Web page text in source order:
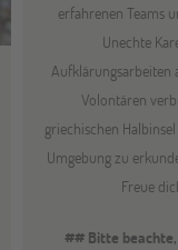
erfahrenen Teams
Unechte
Aufklärungsarbeiten
Volontären
griechischen
Umgebung zu
Freue
## Bitte